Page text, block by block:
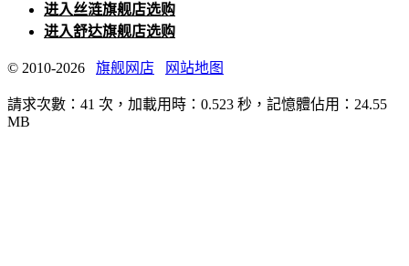
进入丝涟旗舰店选购
进入舒达旗舰店选购
© 2010-2026 旗舰网店 网站地图
請求次數：41 次，加載用時：0.523 秒，記憶體佔用：24.55
MB